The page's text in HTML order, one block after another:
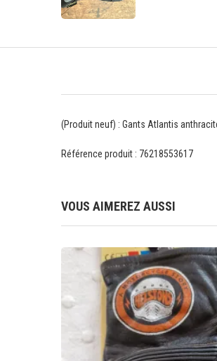
(Produit neuf) : Gants Atlantis
Référence produit : 76218553617
VOUS AIMEREZ AUSSI